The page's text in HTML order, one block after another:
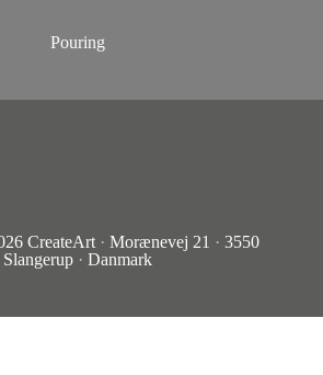
Pouring
CreateArt · Morænevej 21 · 3550
Slangerup · Danmark